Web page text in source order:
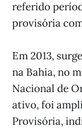
referido
provisória
Em 2013,
na Bahia, no
Nacional de
ativo, foi
Provisória,